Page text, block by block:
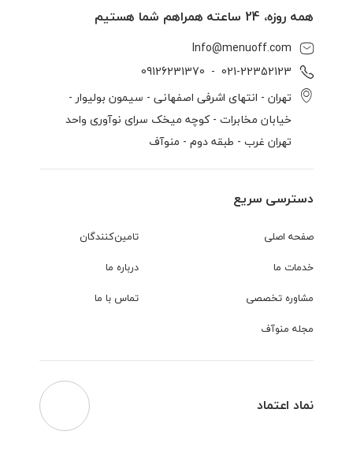
همه روزه، 24 ساعته همراهم شما هستیم
Info@menuoff.com
021-22352123
  -
09126231370
تهران - انتهای اشرفی اصفهانی - سیمون بولیوار -
خیابان مخابرات - کوچه میخک سرای نوآوری واحد
تهران غرب - طبقه دوم - منوآف
دسترسی سریع
صفحه اصلی
خدمات ما
مشاوره تخصصی
مجله منوآف
تامین‌کنندگان
درباره ما
تماس با ما
نماد اعتماد